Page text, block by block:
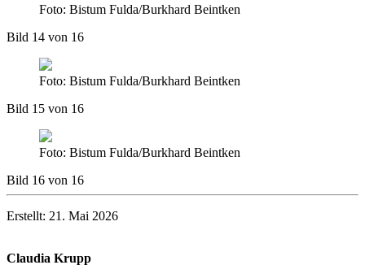
Foto: Bistum Fulda/Burkhard Beintken
Bild 14 von 16
Foto: Bistum Fulda/Burkhard Beintken
Bild 15 von 16
Foto: Bistum Fulda/Burkhard Beintken
Bild 16 von 16
Erstellt: 21. Mai 2026
Claudia Krupp